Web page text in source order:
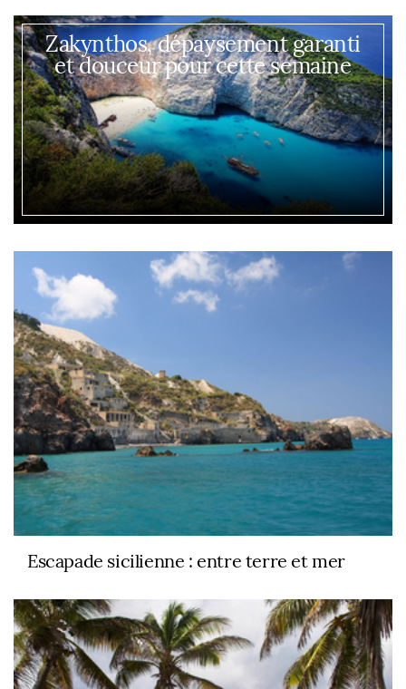
Zakynthos, dépaysement garanti
et douceur pour cette semaine
Escapade sicilienne : entre terre et mer